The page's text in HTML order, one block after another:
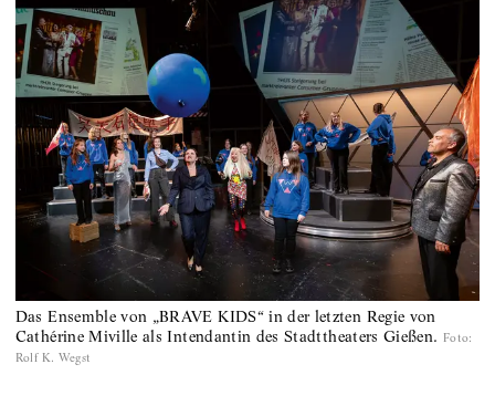
Das Ensemble von „BRAVE KIDS“ in der letzten Regie von
Cathérine Miville als Intendantin des Stadttheaters Gießen. Foto:
Rolf K. Wegst